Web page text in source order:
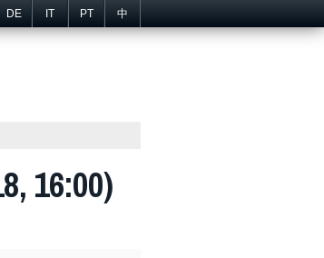
DE IT PT 中
16:00)